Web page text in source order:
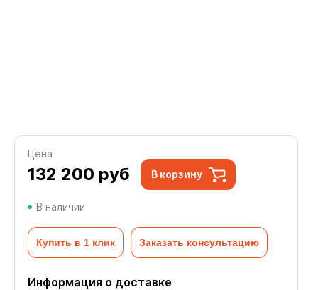
Цена
132 200 руб В корзину
В наличии
Купить в 1 клик Заказать консультацию
Информация о доставке